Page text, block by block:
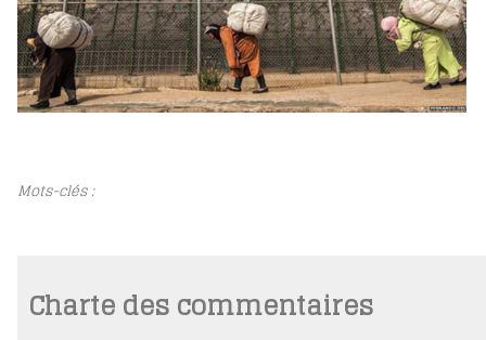
Mots-clés :
Charte des commentaires